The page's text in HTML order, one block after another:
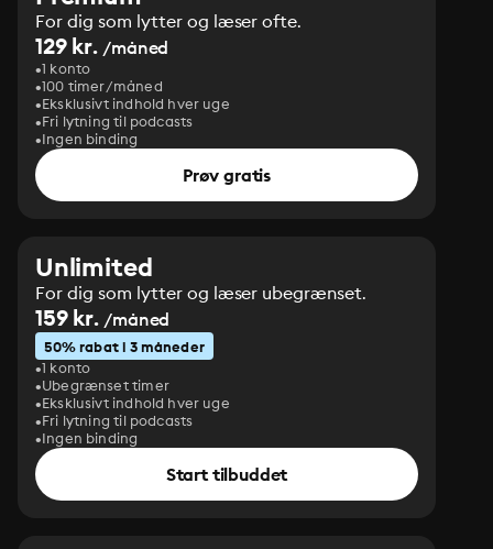
For dig som lytter og læser ofte.
129 kr. /måned
1 konto
100 timer/måned
Eksklusivt indhold hver uge
Fri lytning til podcasts
Ingen binding
Prøv gratis
Unlimited
For dig som lytter og læser ubegrænset.
159 kr. /måned
50% rabat i 3 måneder
1 konto
Ubegrænset timer
Eksklusivt indhold hver uge
Fri lytning til podcasts
Ingen binding
Start tilbuddet